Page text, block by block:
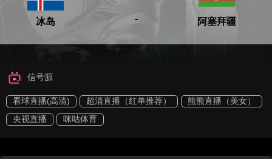
冰岛 - 阿塞拜疆
信号源
看球直播(高清) 超清直播（红单推荐）
熊熊直播（美女）
央视直播
咪咕体育